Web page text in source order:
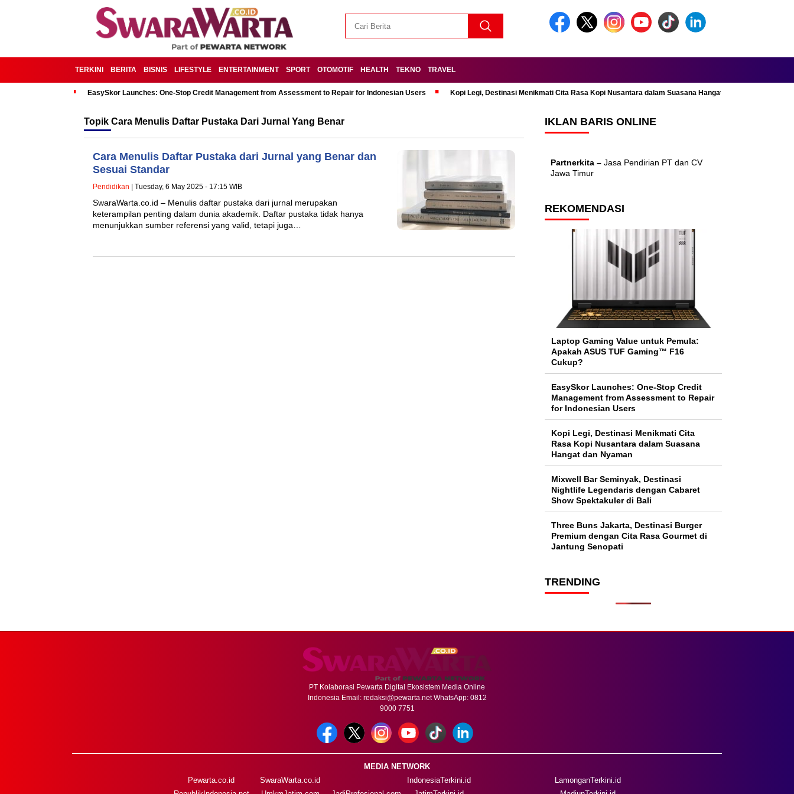
TERKINI BERITA BISNIS LIFESTYLE ENTERTAINMENT SPORT OTOMOTIF HEALTH TEKNO TRAVEL
EasySkor Launches: One-Stop Credit Management from Assessment to Repair for Indonesian Users Kopi Legi, Destinasi Menikmati Cita Rasa Kopi Nusantara dalam Suasana Hangat dan Nyaman
Topik Cara Menulis Daftar Pustaka Dari Jurnal Yang Benar
Cara Menulis Daftar Pustaka dari Jurnal yang Benar dan
Sesuai Standar
Pendidikan | Tuesday, 6 May 2025 - 17:15 WIB
SwaraWarta.co.id – Menulis daftar pustaka dari jurnal merupakan
keterampilan penting dalam dunia akademik. Daftar pustaka tidak hanya
menunjukkan sumber referensi yang valid, tetapi juga…
IKLAN BARIS ONLINE
Partnerkita – Jasa Pendirian PT dan CV
Jawa Timur
REKOMENDASI
Laptop Gaming Value untuk Pemula:
Apakah ASUS TUF Gaming™ F16
Cukup?
EasySkor Launches: One-Stop Credit
Management from Assessment to Repair
for Indonesian Users
Kopi Legi, Destinasi Menikmati Cita
Rasa Kopi Nusantara dalam Suasana
Hangat dan Nyaman
Mixwell Bar Seminyak, Destinasi
Nightlife Legendaris dengan Cabaret
Show Spektakuler di Bali
Three Buns Jakarta, Destinasi Burger
Premium dengan Cita Rasa Gourmet di
Jantung Senopati
TRENDING
PT Kolaborasi Pewarta Digital Ekosistem Media Online
Indonesia Email: redaksi@pewarta.netWhatsApp: 0812
9000 7751
MEDIA NETWORK
Pewarta.co.id
SwaraWarta.co.id
IndonesiaTerkini.id
LamonganTerkini.id